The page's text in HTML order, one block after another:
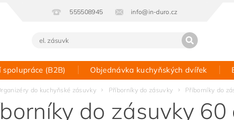
555508945 info@in-duro.cz
(B2B) Objednávka kuchyňských dvířek
Kontaktdo kuchyňské zásuvky Příborníky do zásuvky Příborníky do
do zásuvky 60